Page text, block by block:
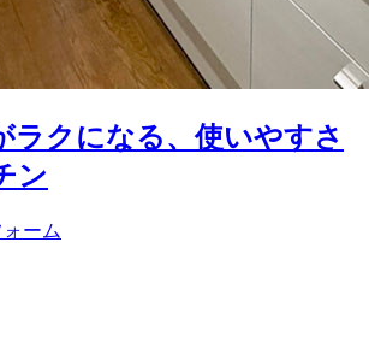
ラクになる、使いやすさ
ン
ーム